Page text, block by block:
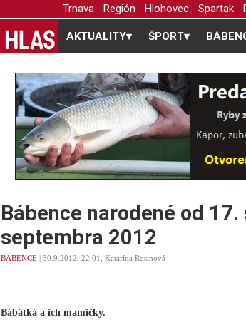
Trnava Región Hlohovec Spartak
AKTUALITY▾ ŠPORT▾
Bábence narodené od
septembra 2012
BÁBENCE | 30.9.2012, 22.01, Katarína Rosinová
Bábätká a ich mamičky.